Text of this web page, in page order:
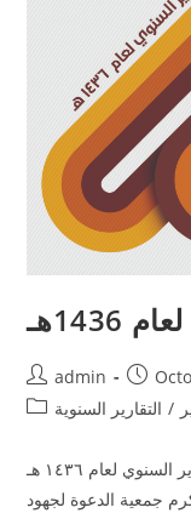
admin
/ التقارير السنوية
التقرير السنوي لعام ١٤٣٦ هـ All أخبارنا لقاء توعوي لموظفيي الجمعية
جمعية الدعوة لجهود